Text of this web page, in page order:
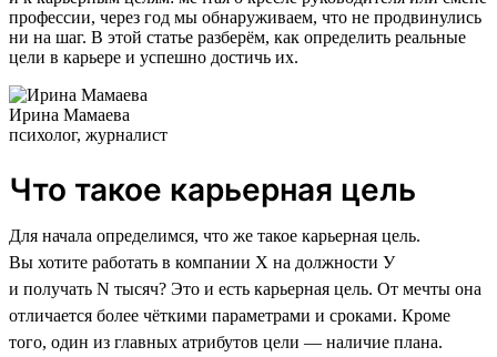
профессии, через год мы обнаруживаем, что не продвинулись
ни на шаг. В этой статье разберём, как определить реальные
цели в карьере и успешно достичь их.
Ирина Мамаева
психолог, журналист
Что такое карьерная цель
Для начала определимся, что же такое карьерная цель.
Вы хотите работать в компании Х на должности У
и получать N тысяч? Это и есть карьерная цель. От мечты она
отличается более чёткими параметрами и сроками. Кроме
того, один из главных атрибутов цели — наличие плана.